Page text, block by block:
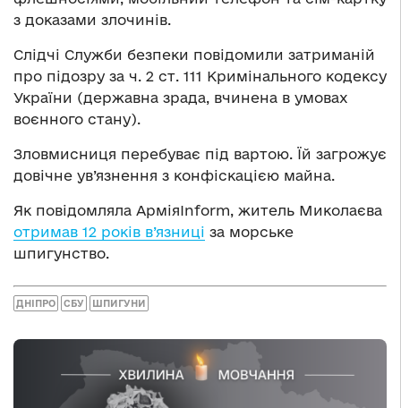
з доказами злочинів.
Слідчі Служби безпеки повідомили затриманій
про підозру за ч. 2 ст. 111 Кримінального кодексу
України (державна зрада, вчинена в умовах
воєнного стану).
Зловмисниця перебуває під вартою. Їй загрожує
довічне ув’язнення з конфіскацією майна.
Як повідомляла АрміяInform, житель Миколаєва
отримав 12 років в’язниці за морське
шпигунство.
ДНІПРО СБУ ШПИГУНИ